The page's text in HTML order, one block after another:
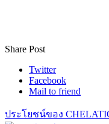
Share Post
Twitter
Facebook
Mail to friend
ประโยชน์ของ